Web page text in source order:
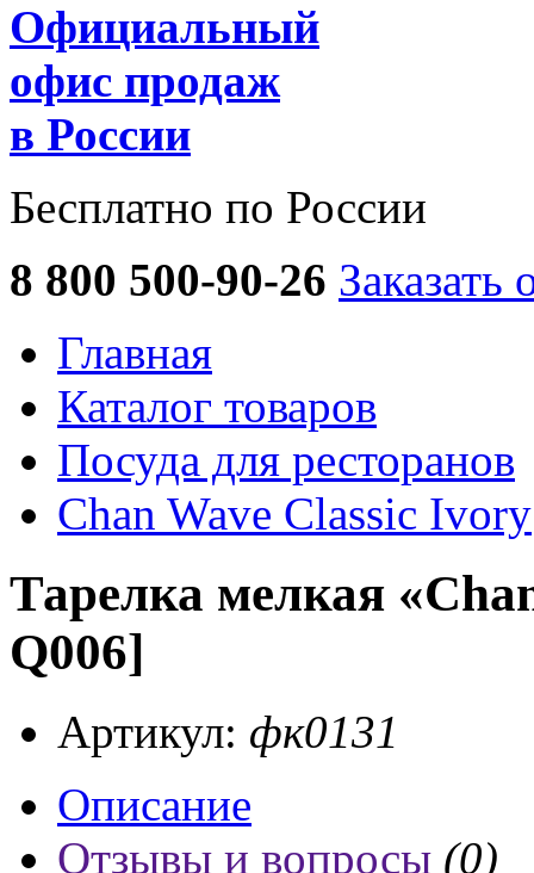
Официальный
офис продаж
в России
Бесплатно по России
8 800 500-90-26 Заказать
Главная
Каталог товаров
Посуда для ресторанов
Chan Wave Classic Ivory
Тарелка мелкая
Q006]
Артикул: фк0131
Описание
Отзывы и вопросы (0)